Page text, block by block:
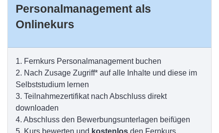
Personalmanagement als
Onlinekurs
1. Fernkurs Personalmanagement buchen
2. Nach Zusage Zugriff* auf alle Inhalte und diese im
Selbststudium lernen
3. Teilnahmezertifikat nach Abschluss direkt
downloaden
4. Abschluss den Bewerbungsunterlagen beifügen
5. Kurs bewerten und kostenlos den Fernkurs